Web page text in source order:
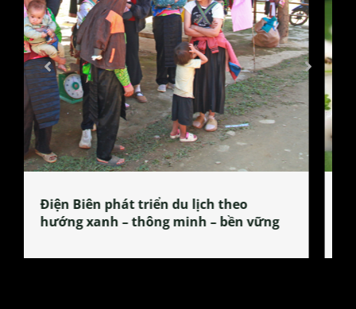
Làng làm bánh tẻ Phú Nhi – nơi lan
tỏa đặc sản xứ Đoài